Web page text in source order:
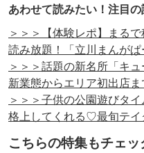
あわせて読みたい！注目の
＞＞＞【体験レポ】まる
読み放題！「立川まんが
＞＞＞話題の新名所「キ
新業態からエリア初出店ま
＞＞＞子供の公園遊びタ
格上してくれる♡最旬テイ
こちらの特集もチェッ